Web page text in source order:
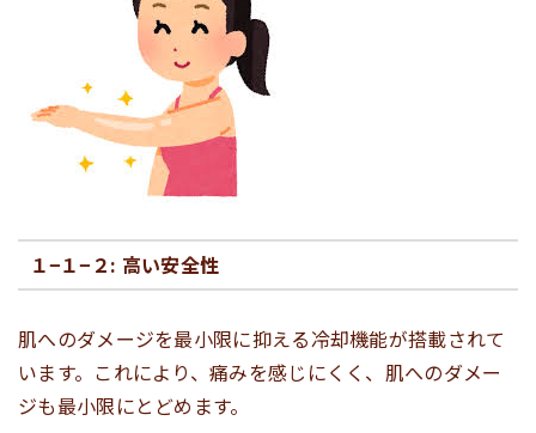
１−１−２: 高い安全性
肌へのダメージを最小限に抑える冷却機能が搭載されて
います。これにより、痛みを感じにくく、肌へのダメー
ジも最小限にとどめます。